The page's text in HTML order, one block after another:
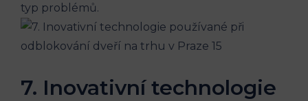
typ problémů.
7. ⁤Inovativní technologie